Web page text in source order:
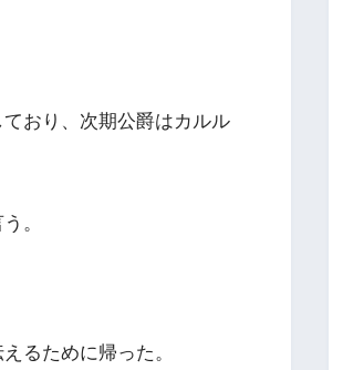
おり、次期公爵はカルル
。
るために帰った。